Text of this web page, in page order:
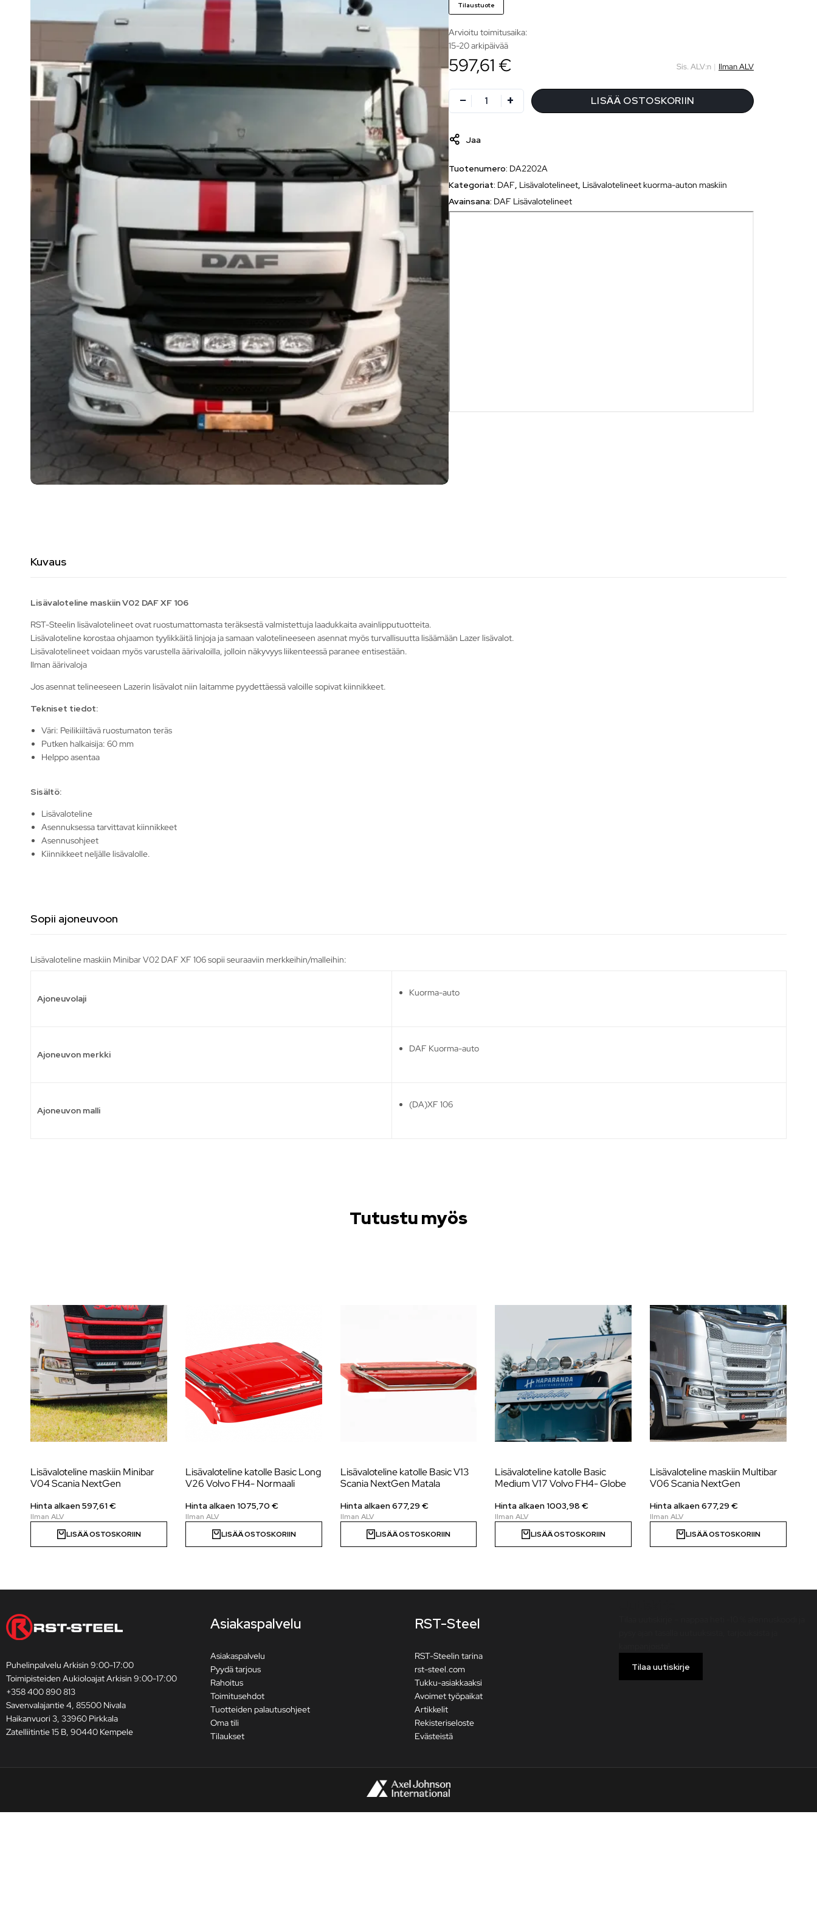
Tilaustuote
Arvioitu toimitusaika:
15-20 arkipäivää
597,61 € Sis. ALV:n | Ilman ALV
LISÄÄ OSTOSKORIIN
Jaa
Tuotenumero: DA2202A
Kategoriat: DAF Lisävalotelineet Lisävalotelineet kuorma-auton maskiin
Avainsana: DAF Lisävalotelineet
Kuvaus
Lisävaloteline maskiin V02 DAF XF 106
RST-Steelin lisävalotelineet ovat ruostumattomasta teräksestä valmistettuja laadukkaita avainlipputuotteita.
Lisävaloteline korostaa ohjaamon tyylikkäitä linjoja ja samaan valotelineeseen asennat myös turvallisuutta lisäämään Lazer lisävalot.
Lisävalotelineet voidaan myös varustella äärivaloilla, jolloin näkyvyys liikenteessä paranee entisestään.
Ilman äärivaloja
Jos asennat telineeseen Lazerin lisävalot niin laitamme pyydettäessä valoille sopivat kiinnikkeet.
Tekniset tiedot:
Väri: Peilikiiltävä ruostumaton teräs
Putken halkaisija: 60 mm
Helppo asentaa
Sisältö:
Lisävaloteline
Asennuksessa tarvittavat kiinnikkeet
Asennusohjeet
Kiinnikkeet neljälle lisävalolle.
Sopii ajoneuvoon
Lisävaloteline maskiin Minibar V02 DAF XF 106 sopii seuraaviin merkkeihin/malleihin:
Ajoneuvolaji
Kuorma-auto
Ajoneuvon merkki
DAF Kuorma-auto
Ajoneuvon malli
(DA)XF 106
Tutustu myös
Lisävaloteline maskiin Minibar
V04 Scania NextGen
Hinta alkaen597,61€
LISÄÄ OSTOSKORIIN
Lisävaloteline katolle Basic Long
V26 Volvo FH4- Normaali
Hinta alkaen1075,70 €
LISÄÄ OSTOSKORIIN
Lisävaloteline katolle Basic V13
Scania NextGen Matala
Hinta alkaen677,29 €
LISÄÄ OSTOSKORIIN
Lisävaloteline katolle Basic
Medium V17 Volvo FH4- Globe
Hinta alkaen1003,98€
LISÄÄ OSTOSKORIIN
Lisävaloteline maskiin Multibar
V06 Scania NextGen
Hinta alkaen677,29€
LISÄÄ OSTOSKORIIN
Puhelinpalvelu Arkisin 9:00-17:00
Toimipisteiden Aukioloajat Arkisin 9:00-17:00
+358 400 890 813
Savenvalajantie 4, 85500 Nivala
Haikanvuori 3, 33960 Pirkkala
Zatelliitintie 15 B, 90440 Kempele
Asiakaspalvelu
Asiakaspalvelu
Pyydä tarjous
Rahoitus
Toimitusehdot
Tuotteiden palautusohjeet
Oma tili
Tilaukset
RST-Steel
RST-Steelin tarina
rst-steel.com
Tukku-asiakkaaksi
Avoimet työpaikat
Artikkelit
Rekisteriseloste
Evästeistä
Tilaa uutiskirje